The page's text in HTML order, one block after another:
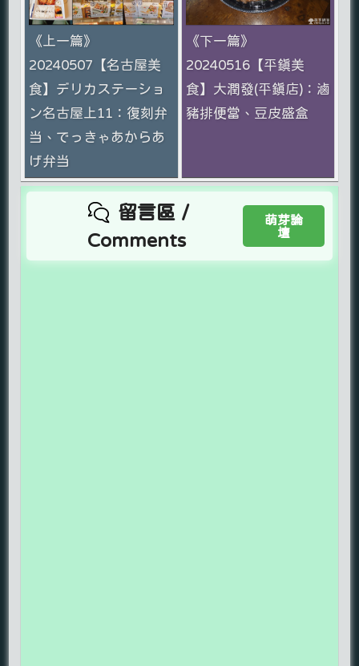
《上一篇》
20240507【名古屋美
食】デリカステーショ
ン名古屋上11：復刻弁
当、でっきゃあからあ
げ弁当
《下一篇》
20240516【平鎮美
食】大潤發(平鎮店)：滷
豬排便當、豆皮盛盒
留言區 /
Comments
萌芽論
壇